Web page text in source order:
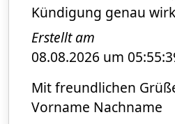
Kündigung genau
Erstellt am
08.08.2026 um
Mit freundlichen
Vorname Nachname